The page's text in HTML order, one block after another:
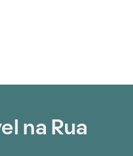
na Rua